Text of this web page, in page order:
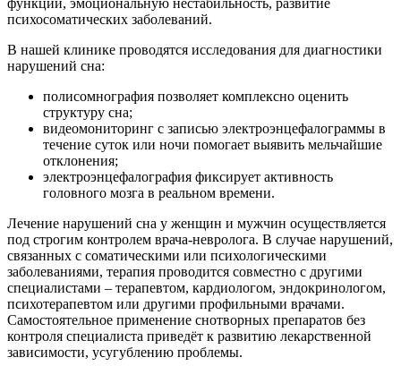
психосоматических заболеваний.
В нашей клинике проводятся исследования для диагностики
нарушений сна:
полисомнография позволяет комплексно оценить
структуру сна;
видеомониторинг с записью электроэнцефалограммы в
течение суток или ночи помогает выявить мельчайшие
отклонения;
электроэнцефалография фиксирует активность
головного мозга в реальном времени.
Лечение нарушений сна у женщин и мужчин осуществляется
под строгим контролем врача-невролога. В случае нарушений,
связанных с соматическими или психологическими
заболеваниями, терапия проводится совместно с другими
специалистами – терапевтом, кардиологом, эндокринологом,
психотерапевтом или другими профильными врачами.
Самостоятельное применение снотворных препаратов без
контроля специалиста приведёт к развитию лекарственной
зависимости, усугублению проблемы.